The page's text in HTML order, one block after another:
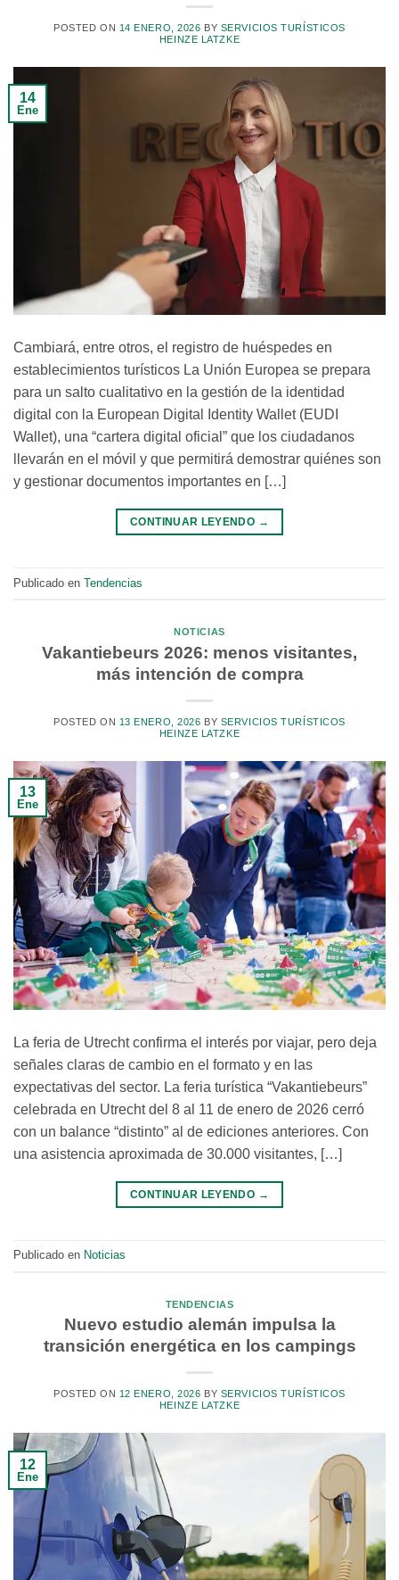
POSTED ON 14 ENERO, 2026 BY SERVICIOS TURÍSTICOS
HEINZE LATZKE
14
Ene
Cambiará, entre otros, el registro de huéspedes en
establecimientos turísticos La Unión Europea se prepara
para un salto cualitativo en la gestión de la identidad
digital con la European Digital Identity Wallet (EUDI
Wallet), una “cartera digital oficial” que los ciudadanos
llevarán en el móvil y que permitirá demostrar quiénes son
y gestionar documentos importantes en […]
CONTINUAR LEYENDO →
Publicado en Tendencias
NOTICIAS
Vakantiebeurs 2026: menos visitantes,
más intención de compra
POSTED ON 13 ENERO, 2026 BY SERVICIOS TURÍSTICOS
HEINZE LATZKE
13
Ene
La feria de Utrecht confirma el interés por viajar, pero deja
señales claras de cambio en el formato y en las
expectativas del sector. La feria turística “Vakantiebeurs”
celebrada en Utrecht del 8 al 11 de enero de 2026 cerró
con un balance “distinto” al de ediciones anteriores. Con
una asistencia aproximada de 30.000 visitantes, […]
CONTINUAR LEYENDO →
Publicado en Noticias
TENDENCIAS
Nuevo estudio alemán impulsa la
transición energética en los campings
POSTED ON 12 ENERO, 2026 BY SERVICIOS TURÍSTICOS
HEINZE LATZKE
12
Ene